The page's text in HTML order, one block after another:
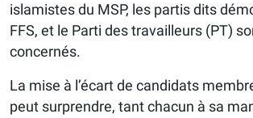
islamistes du MSP, les partis dits
FFS, et le Parti des travailleurs (PT)
concernés.
La mise à l’écart de candidats
peut surprendre, tant chacun à sa